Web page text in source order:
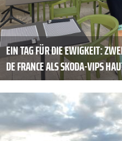
EIN TAG FÜR DIE EWIGKEIT:
DE FRANCE ALS SKODA-VIPS